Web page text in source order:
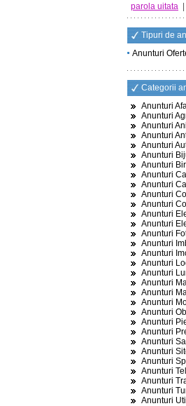
parola uitata
Tipuri de
Anunturi
Categorii
Anunturi
Anunturi
Anunturi
Anunturi
Anunturi
Anunturi
Anunturi
Anunturi
Anunturi
Anunturi
Anunturi
Anunturi
Anunturi
Anunturi
Anunturi
Anunturi
Anunturi
Anunturi
Anunturi
Anunturi
Anunturi
Anunturi
Anunturi
Anunturi
Anunturi
Anunturi
Anunturi
Anunturi
Anunturi
Anunturi
Anunturi